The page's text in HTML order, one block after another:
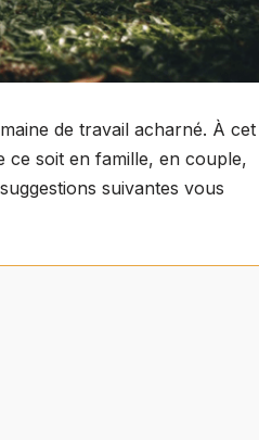
de travail acharné. À cet
ce soit en famille, en couple,
suivantes vous